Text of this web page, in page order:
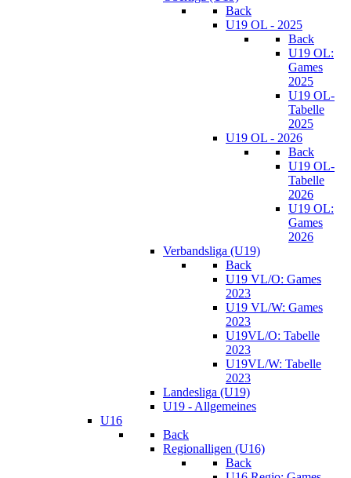
Back
U19 OL - 2025
Back
U19 OL:
Games
2025
U19 OL-
Tabelle
2025
U19 OL - 2026
Back
U19 OL-
Tabelle
2026
U19 OL:
Games
2026
Verbandsliga (U19)
Back
U19 VL/O: Games
2023
U19 VL/W: Games
2023
U19VL/O: Tabelle
2023
U19VL/W: Tabelle
2023
Landesliga (U19)
U19 - Allgemeines
U16
Back
Regionalligen (U16)
Back